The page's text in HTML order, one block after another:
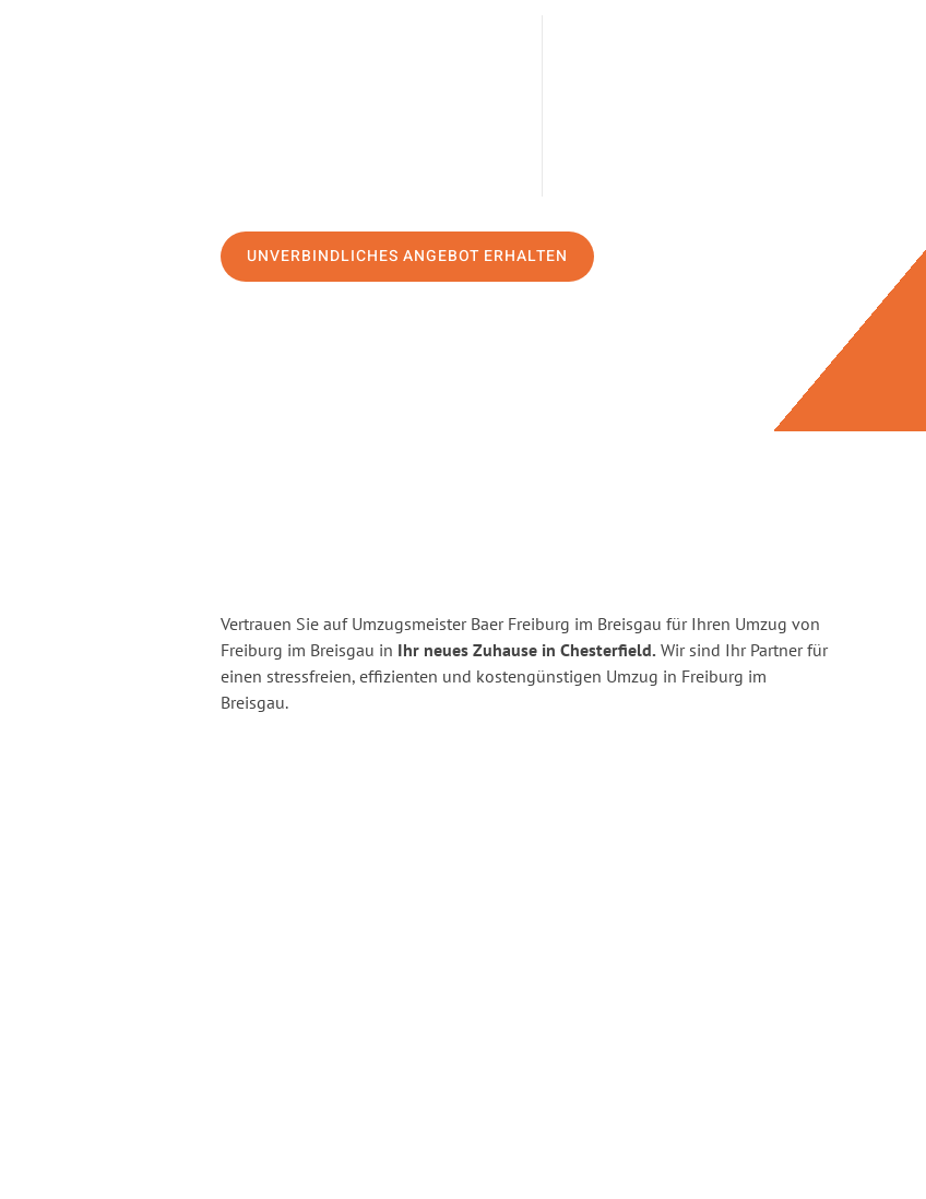
UNVERBINDLICHES ANGEBOT ERHALTEN
Vertrauen Sie auf Umzugsmeister Baer Freiburg im Breisgau für Ihren Umzug von
Freiburg im Breisgau in Ihr neues Zuhause in Chesterfield. Wir sind Ihr Partner für
einen stressfreien, effizienten und kostengünstigen Umzug in Freiburg im
Breisgau.